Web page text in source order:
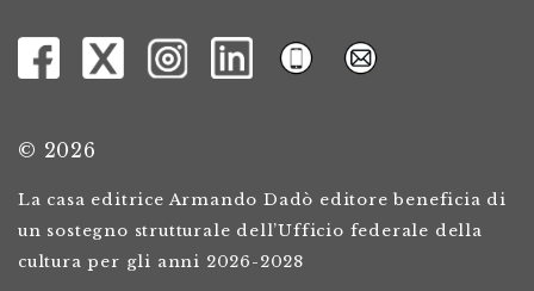
© 2026
La casa editrice Armando Dadò editore beneficia di
un sostegno strutturale dell’Ufficio federale della
cultura per gli anni 2026-2028